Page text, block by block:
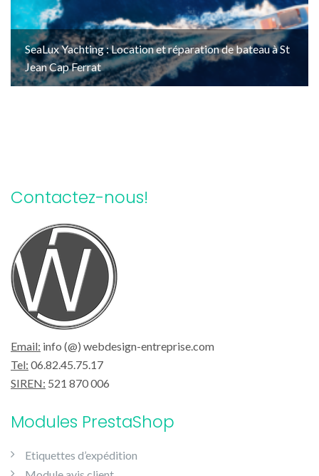
SeaLux Yachting : Location et réparation de bateau à St
Jean Cap Ferrat
Contactez-nous!
Email: info (@) webdesign-entreprise.com
Tel: 06.82.45.75.17
SIREN: 521 870 006
Modules PrestaShop
Etiquettes d’expédition